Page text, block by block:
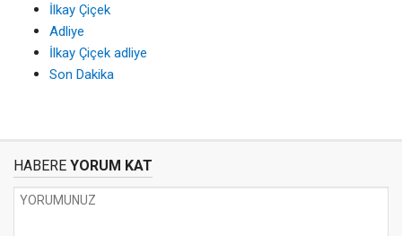
İlkay Çiçek
Adliye
İlkay Çiçek adliye
Son Dakika
HABERE YORUM KAT